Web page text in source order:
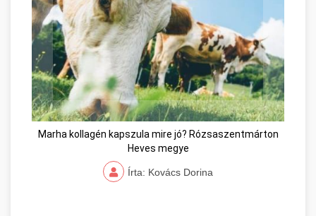
Marha kollagén kapszula mire jó? Rózsaszentmárton
Heves megye
Írta: Kovács Dorina